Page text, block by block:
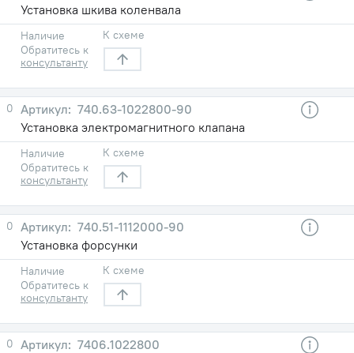
Установка шкива коленвала
Наличие
Обратитесь к
консультанту
К схеме
0
740.63-1022800-90
Установка электромагнитного клапана
Наличие
Обратитесь к
консультанту
К схеме
0
740.51-1112000-90
Установка форсунки
Наличие
Обратитесь к
консультанту
К схеме
0
7406.1022800